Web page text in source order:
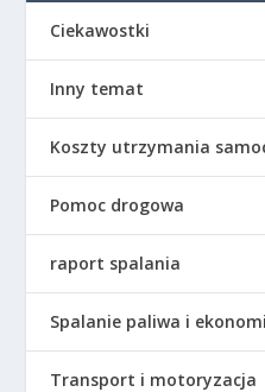
Ciekawostki
Inny temat
Koszty utrzymania
Pomoc drogowa
raport spalania
Spalanie paliwa i
Transport i motoryzacja